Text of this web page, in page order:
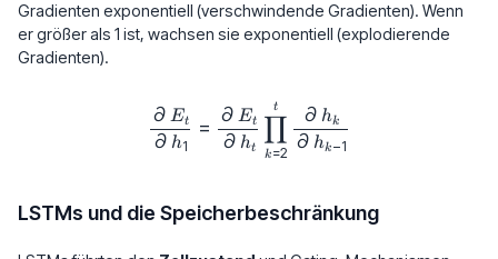
Gradienten exponentiell (verschwindende Gradienten). Wenn
er größer als 1 ist, wachsen sie exponentiell (explodierende
Gradienten).
\frac{\partial E_t}{\partial
∂ h1
∂ Et =
∂ ht
∂ Et
k=2
∏
t
∂ hk−1
∂ hk
LSTMs und die Speicherbeschränkung